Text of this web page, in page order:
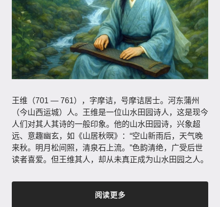
王维（701 — 761），字摩诘，号摩诘居士。河东蒲州
（今山西运城）人。王维是一位山水田园诗人，这是现今
人们对其人其诗的一般印象。他的山水田园诗，兴象超
远、意趣幽玄，如《山居秋暝》：“空山新雨后，天气晚
来秋。明月松间照，清泉石上流。”色韵清绝，广受后世
读者喜爱。但王维其人，却从未真正成为山水田园之人。
阅读更多